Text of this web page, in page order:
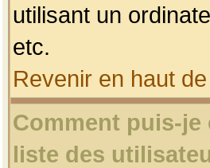
utilisant un
etc.
Revenir en haut
Comment puis-
liste des